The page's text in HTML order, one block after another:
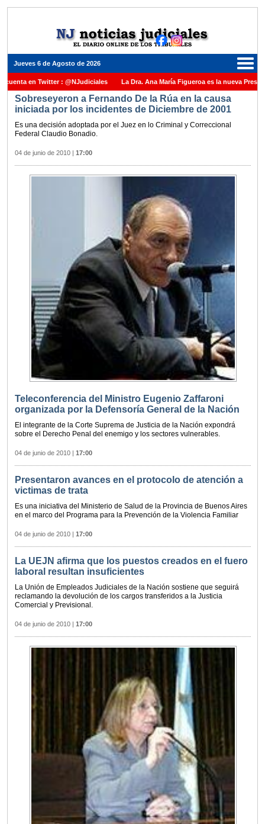
Jueves 6 de Agosto de 2026
en Twitter : @NJudiciales La Dra. Ana María Figueroa es la nueva Presidente
la Nación una medalla al Dr. Raul Zaffaroni en reconocimiento por su paso por el
el Juez Daniel Rafecas
Sobreseyeron a Fernando De la Rúa en la causa
iniciada por los incidentes de Diciembre de 2001
Es una decisión adoptada por el Juez en lo Criminal y Correccional
Federal Claudio Bonadio.
04 de junio de 2010 | 17:00
Teleconferencia del Ministro Eugenio Zaffaroni
organizada por la Defensoría General de la Nación
El integrante de la Corte Suprema de Justicia de la Nación expondrá
sobre el Derecho Penal del enemigo y los sectores vulnerables.
04 de junio de 2010 | 17:00
Presentaron avances en el protocolo de atención a
victimas de trata
Es una iniciativa del Ministerio de Salud de la Provincia de Buenos Aires
en el marco del Programa para la Prevención de la Violencia Familiar
04 de junio de 2010 | 17:00
La UEJN afirma que los puestos creados en el fuero
laboral resultan insuficientes
La Unión de Empleados Judiciales de la Nación sostiene que seguirá
reclamando la devolución de los cargos transferidos a la Justicia
Comercial y Previsional.
04 de junio de 2010 | 17:00